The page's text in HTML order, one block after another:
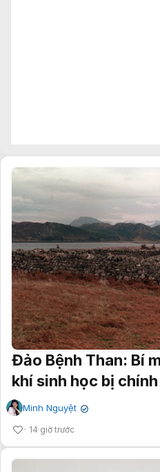
Đảo Bệnh Than: Bí
khí sinh học bị
Minh Nguyệt ✔
14 giờ trước